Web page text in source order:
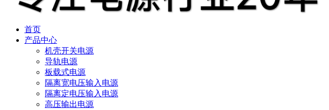
首页
产品中心
机壳开关电源
导轨电源
板载式电源
隔离宽电压输入电源
隔离定电压输入电源
高压输出电源